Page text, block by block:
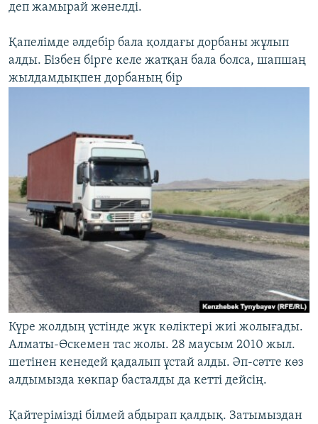
деп жамырай жөнелді.
Қапелімде әлдебір бала қолдағы дорбаны жұлып
алды. Бізбен бірге келе жатқан бала болса, шапшаң
жылдамдықпен дорбаның бір
Күре жолдың үстінде жүк көліктері жиі жолығады.
Алматы-Өскемен тас жолы. 28 маусым 2010 жыл.
шетінен кенедей қадалып ұстай алды. Әп-сәтте көз
алдымызда көкпар басталды да кетті дейсің.
Қайтерімізді білмей абдырап қалдық. Затымыздан